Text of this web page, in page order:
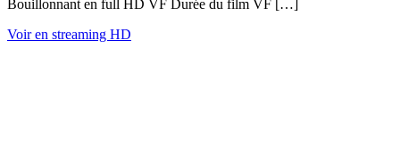
Bouillonnant en full HD VF Durée du film VF […]
Voir en streaming HD